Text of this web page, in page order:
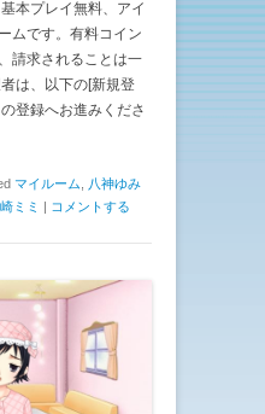
本プレイ無料、アイ
ムです。有料コイン
請求されることは一
は、以下の[新規登
登録へお進みくださ
マイルーム
八神ゆみ
ミミ | コメントする